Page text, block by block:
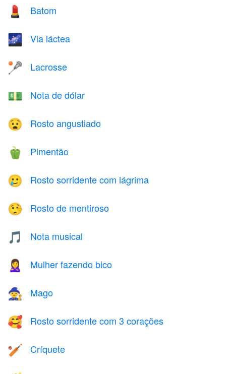
💄 Batom
🌌 Via láctea
🥍 Lacrosse
💵 Nota de dólar
😧 Rosto angustiado
🫑 Pimentão
🥲 Rosto sorridente com lágrima
🤥 Rosto de mentiroso
🎵 Nota musical
🙎‍♀️ Mulher fazendo bico
🧙 Mago
🥰 Rosto sorridente com 3 corações
🏏 Críquete